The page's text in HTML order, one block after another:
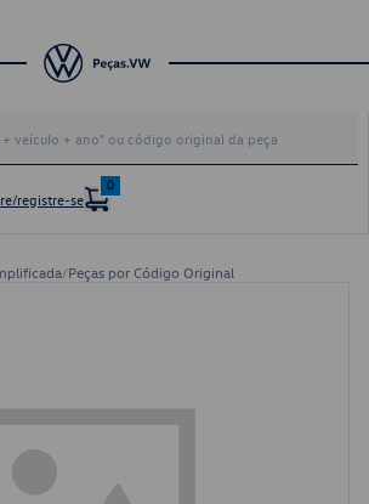
registre-se
0
/Peças por Código Original